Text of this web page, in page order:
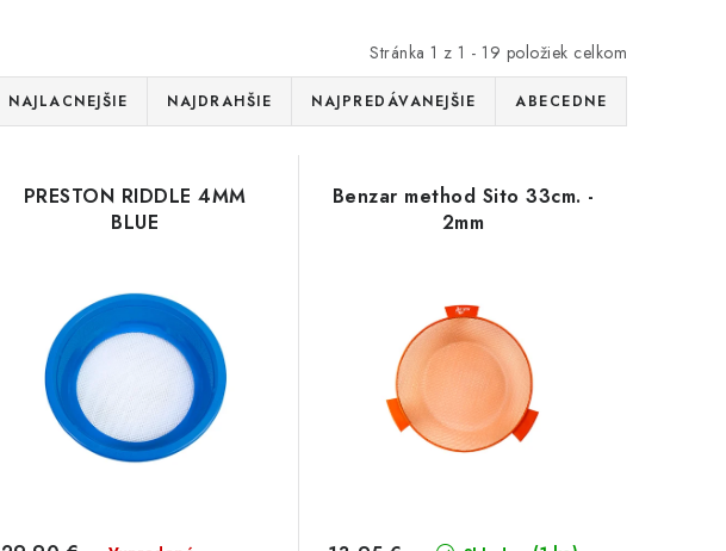
Stránka 1 z 1 - 19 položiek celkom
NAJLACNEJŠIE NAJDRAHŠIE NAJPREDÁVANEJŠIE ABECEDNE
PRESTON RIDDLE 4MM
BLUE
Benzar method Sito 33cm. -
2mm